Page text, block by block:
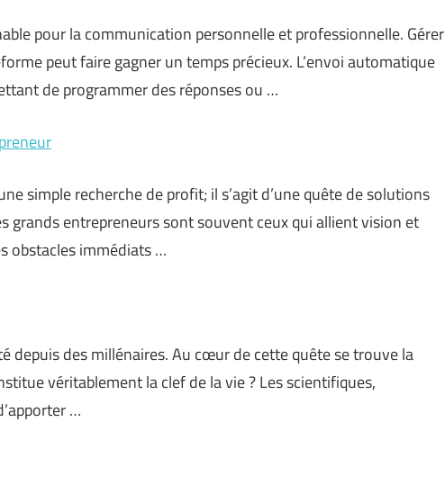
pour la communication personnelle et professionnelle. Gérer
peut faire gagner un temps précieux. L’envoi automatique
de programmer des réponses ou …
simple recherche de profit; il s’agit d’une quête de solutions
grands entrepreneurs sont souvent ceux qui allient vision et
obstacles immédiats …
depuis des millénaires. Au cœur de cette quête se trouve la
véritablement la clef de la vie ? Les scientifiques,
…